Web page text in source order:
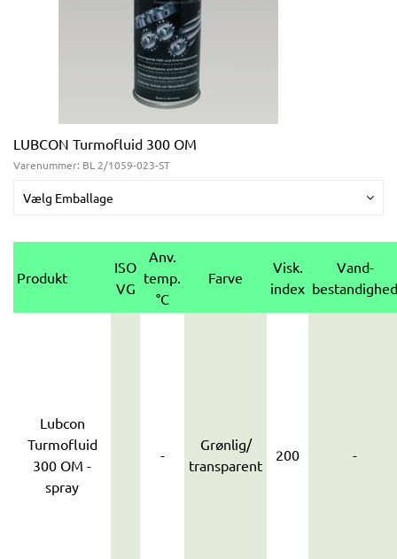
LUBCON Turmofluid 300 OM
Varenummer: BL 2/1059-023-ST
Vælg Emballage
Produkt
ISO
VG
Anv.
temp.
°C
Farve
Visk.
index
Vand-
bestandighed
Lubcon
Turmofluid
300 OM -
spray
-
Grønlig/
transparent
200 -